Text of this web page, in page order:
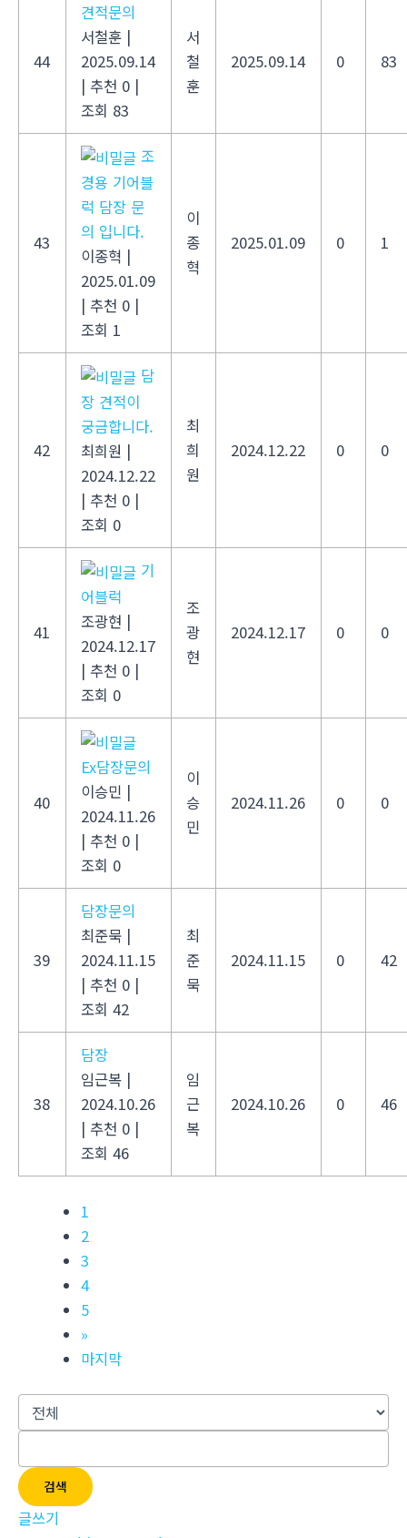
44
견적문의
서철훈 |
2025.09.14
| 추천 0 |
조회 83
서
철
훈
2025.09.14 0 83
43
조
경용 기어블
럭 담장 문
의 입니다.
이종혁 |
2025.01.09
| 추천 0 |
조회 1
이
종
혁
2025.01.09 0 1
42
담
장 견적이
궁금합니다.
최희원 |
2024.12.22
| 추천 0 |
조회 0
최
희
원
2024.12.22 0 0
41
기
어블럭
조광현 |
2024.12.17
| 추천 0 |
조회 0
조
광
현
2024.12.17 0 0
40
Ex담장문의
이승민 |
2024.11.26
| 추천 0 |
조회 0
이
승
민
2024.11.26 0 0
39
담장문의
최준묵 |
2024.11.15
| 추천 0 |
조회 42
최
준
묵
2024.11.15 0 42
38
담장
임근복 |
2024.10.26
| 추천 0 |
조회 46
임
근
복
2024.10.26 0 46
1
2
3
4
5
»
마지막
검색
글쓰기